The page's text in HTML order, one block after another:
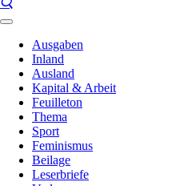
Ausgaben
Inland
Ausland
Kapital & Arbeit
Feuilleton
Thema
Sport
Feminismus
Beilage
Leserbriefe